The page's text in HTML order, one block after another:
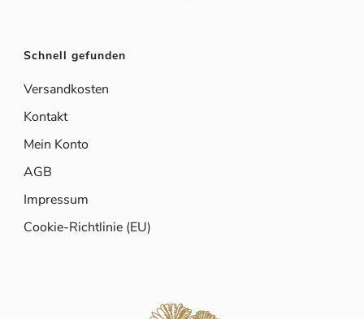
Schnell gefunden
Versandkosten
Kontakt
Mein Konto
AGB
Impressum
Cookie-Richtlinie (EU)